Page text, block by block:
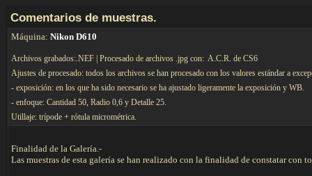
Comentarios de muestras.
Máquina: Nikon D610
Archivos grabados:.NEF | Procesado de archivos .jpg con: A.C.R. de CS6
Ajustes de procesado: todos los archivos se han procesado con los valores estándar a
- exposición: en los que ha sido necesario se ha ajustado ligeramente la exposición y WB.
- enfoque: Cantidad 50, Radio 0,6 y Detalle 25.
Utillaje: trípode + rótula micrométrica.
Finalidad de la Galería.-
Las muestras de esta galería se han realizado con la finalidad de constatar con